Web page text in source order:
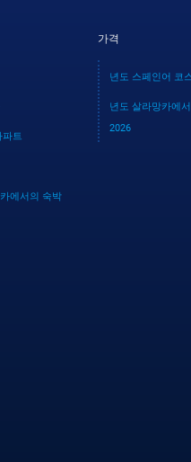
파트
에서의 숙박
가격
년도 스페인어 코
년도 살라망카에
2026